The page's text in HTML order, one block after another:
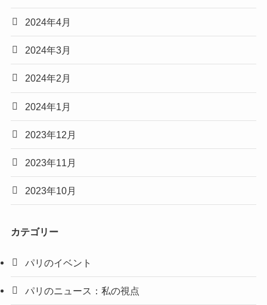
2024年4月
2024年3月
2024年2月
2024年1月
2023年12月
2023年11月
2023年10月
カテゴリー
パリのイベント
パリのニュース：私の視点